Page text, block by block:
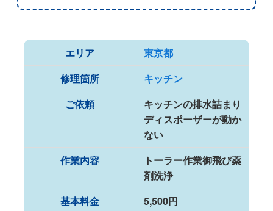
エリア
東京都
修理箇所
キッチン
ご依頼
キッチンの排水詰まり
ディスポーザーが動か
ない
作業内容
トーラー作業御飛び薬
剤洗浄
基本料金
5,500円